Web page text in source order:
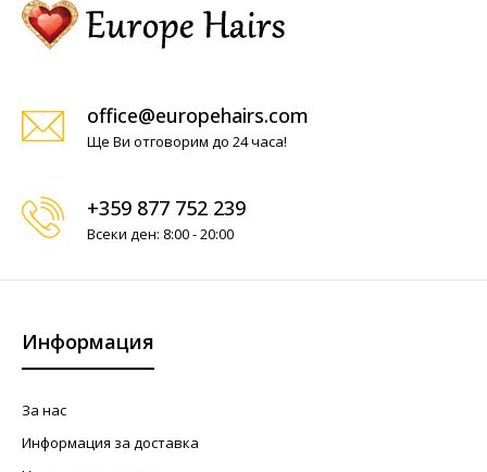
office@europehairs.com
Ще Ви отговорим до 24 часа!
+359 877 752 239
Всеки ден: 8:00 - 20:00
Информация
За нас
Информация за доставка